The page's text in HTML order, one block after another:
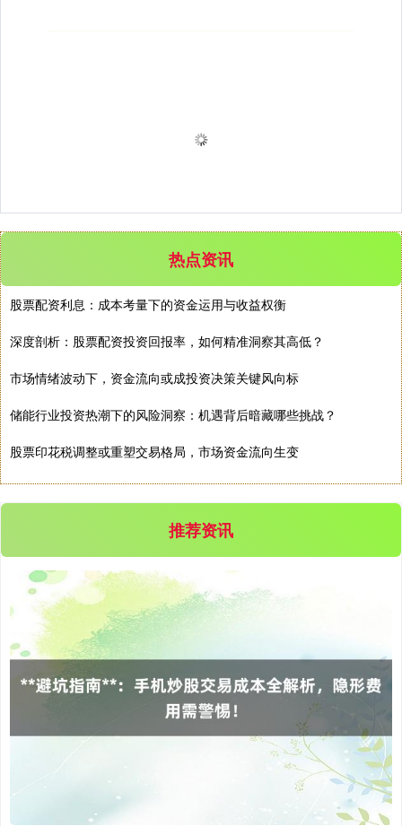
热点资讯
股票配资利息：成本考量下的资金运用与收益权衡
深度剖析：股票配资投资回报率，如何精准洞察其高低？
市场情绪波动下，资金流向或成投资决策关键风向标
储能行业投资热潮下的风险洞察：机遇背后暗藏哪些挑战？
股票印花税调整或重塑交易格局，市场资金流向生变
推荐资讯